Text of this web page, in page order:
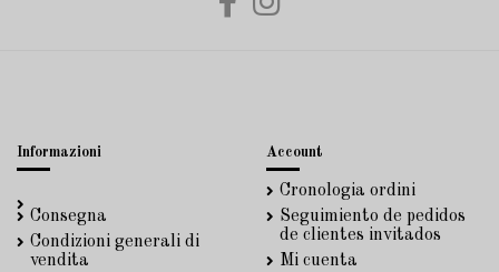
Informazioni
Consegna
Condizioni generali di
vendita
Account
Cronologia ordini
Seguimiento de pedidos
de clientes invitados
Mi cuenta